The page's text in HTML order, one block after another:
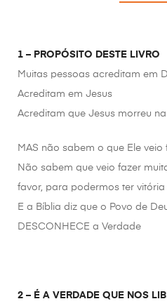
1 – PROPÓSITO DESTE LIVRO
Muitas pessoas acreditam em
Acreditam em Jesus
Acreditam que Jesus morreu
MAS não sabem o que Ele veio
Não sabem que veio fazer
favor, para podermos ter vitória
E a Bíblia diz que o Povo de
DESCONHECE a Verdade
2 – É A VERDADE QUE NOS